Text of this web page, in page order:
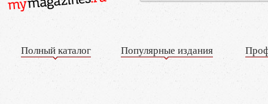
Полный каталог Популярные издания